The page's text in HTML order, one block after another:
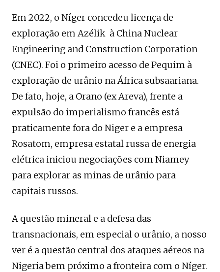
Em 2022, o Níger concedeu licença de
exploração em Azélik à China Nuclear
Engineering and Construction Corporation
(CNEC). Foi o primeiro acesso de Pequim à
exploração de urânio na África subsaariana.
De fato, hoje, a Orano (ex Areva), frente a
expulsão do imperialismo francês está
praticamente fora do Niger e a empresa
Rosatom, empresa estatal russa de energia
elétrica iniciou negociações com Niamey
para explorar as minas de urânio para
capitais russos.
A questão mineral e a defesa das
transnacionais, em especial o urânio, a nosso
ver é a questão central dos ataques aéreos na
Nigeria bem próximo a fronteira com o Níger.